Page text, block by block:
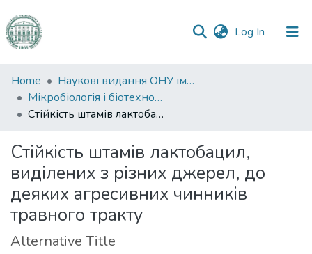
Log In (current)
Communities
&
Collections
Statistics
Home
Наукові видання ОНУ імені І. І. Мечникова
Мікробіологія і біотехнологія
Стійкість штамів лактобацил, виділених з різних джерел, до деяких агресивних чинників травного тракту
Стійкість штамів лактобацил,
виділених з різних джерел, до
деяких агресивних чинників
травного тракту
Alternative Title